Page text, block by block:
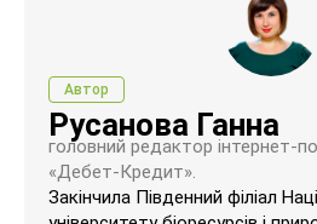
Автор
Русанова Ганна
головний редактор інтернет-
«Дебет-Кредит».
Закінчила Південний філіал